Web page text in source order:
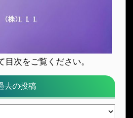
目次をご覧ください。
去の投稿